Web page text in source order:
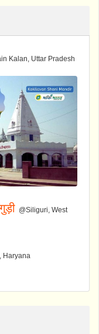
Kalan, Uttar Pradesh
@Siliguri, West
Haryana